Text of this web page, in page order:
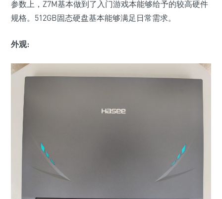
参数上，Z7M基本做到了入门游戏本能够给予的较高硬件
规格。512GB固态硬盘基本能够满足日常需求。
外观: